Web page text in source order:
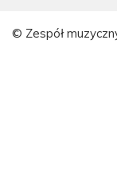
© Zespół